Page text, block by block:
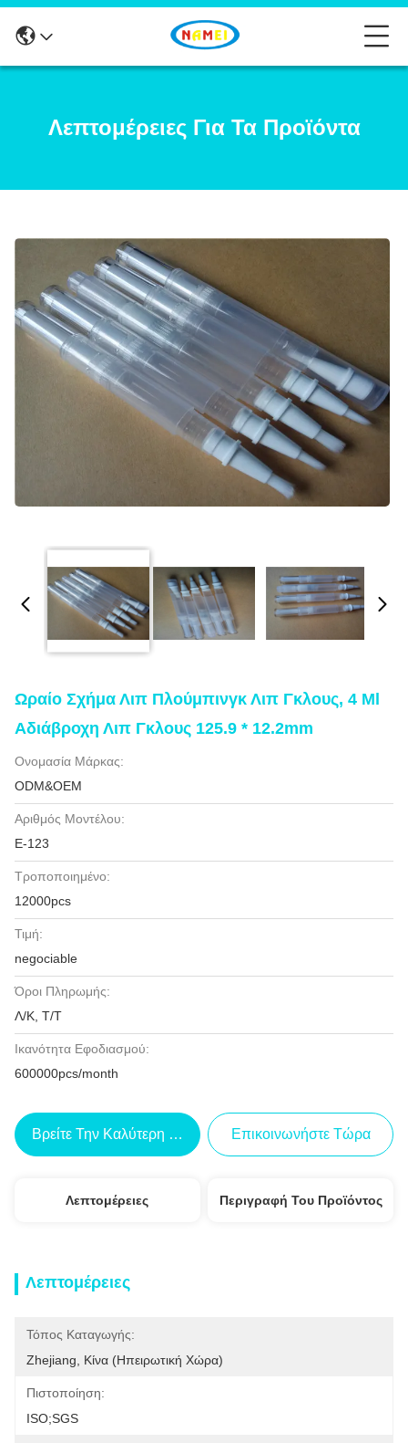
Λεπτομέρειες Για Τα Προϊόντα
Ωραίο Σχήμα Λιπ Πλούμπινγκ Λιπ Γκλους, 4 Ml
Αδιάβροχη Λιπ Γκλους 125.9 * 12.2mm
Ονομασία Μάρκας:
ODM&OEM
Αριθμός Μοντέλου:
Ε-123
Τροποποιημένο:
12000pcs
Τιμή:
negociable
Όροι Πληρωμής:
Λ/Κ, Τ/Τ
Ικανότητα Εφοδιασμού:
600000pcs/month
Βρείτε Την Καλύτερη Τιμή Επικοινωνήστε Τώρα
Λεπτομέρειες Περιγραφή Του Προϊόντος
Λεπτομέρειες
Τόπος Καταγωγής:
Zhejiang, Κίνα (ηπειρωτική Χώρα)
Πιστοποίηση:
ISO;SGS